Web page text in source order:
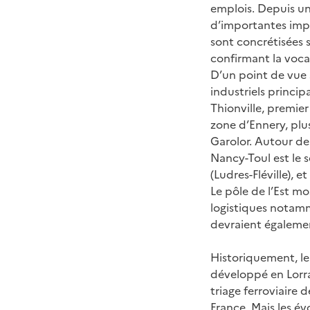
emplois. Depuis
d’importantes
sont concrétisées
confirmant la
D’un point de
industriels
Thionville,
zone d’Ennery,
Garolor. Autour
Nancy-Toul est le
(Ludres-Fléville),
Le pôle de l’Est
logistiques
devraient
Historiquement,
développé en
triage ferroviaire